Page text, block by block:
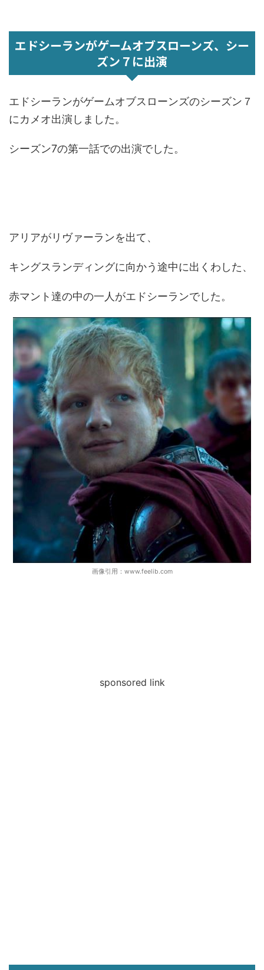
エドシーランがゲームオブスローンズ、シー
ズン７に出演
エドシーランがゲームオブスローンズのシーズン７
にカメオ出演しました。
シーズン7の第一話での出演でした。
アリアがリヴァーランを出て、
キングスランディングに向かう途中に出くわした、
赤マント達の中の一人がエドシーランでした。
画像引用：www.feelib.com
sponsored link